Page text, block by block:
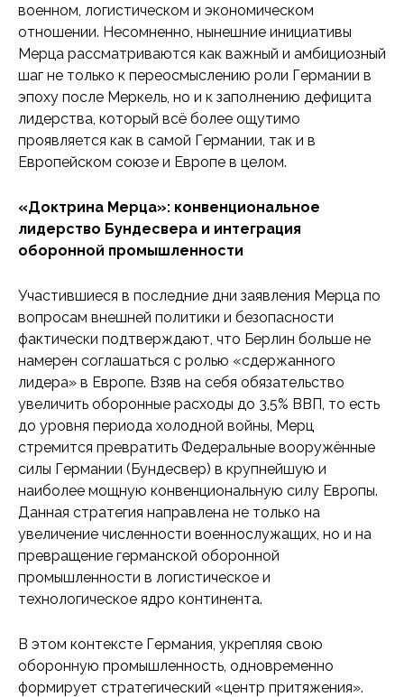
военном, логистическом и экономическом
отношении. Несомненно, нынешние инициативы
Мерца рассматриваются как важный и амбициозный
шаг не только к переосмыслению роли Германии в
эпоху после Меркель, но и к заполнению дефицита
лидерства, который всё более ощутимо
проявляется как в самой Германии, так и в
Европейском союзе и Европе в целом.
«Доктрина Мерца»: конвенциональное
лидерство Бундесвера и интеграция
оборонной промышленности
Участившиеся в последние дни заявления Мерца по
вопросам внешней политики и безопасности
фактически подтверждают, что Берлин больше не
намерен соглашаться с ролью «сдержанного
лидера» в Европе. Взяв на себя обязательство
увеличить оборонные расходы до 3,5% ВВП, то есть
до уровня периода холодной войны, Мерц
стремится превратить Федеральные вооружённые
силы Германии (Бундесвер) в крупнейшую и
наиболее мощную конвенциональную силу Европы.
Данная стратегия направлена не только на
увеличение численности военнослужащих, но и на
превращение германской оборонной
промышленности в логистическое и
технологическое ядро континента.
В этом контексте Германия, укрепляя свою
оборонную промышленность, одновременно
формирует стратегический «центр притяжения».